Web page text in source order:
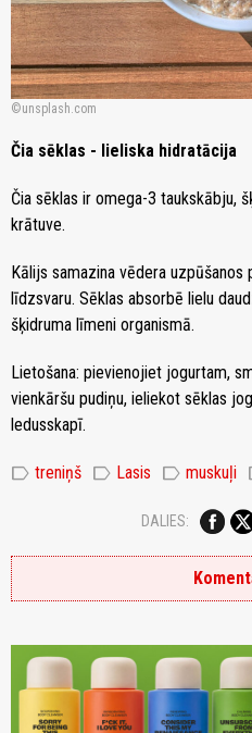
unsplash.com
Čia sēklas - lieliska hidratācija
Čia sēklas ir omega-3 taukskābju,
krātuve.
Kālijs samazina vēdera
līdzsvaru. Sēklas absorbē lielu
šķidruma līmeni organismā.
Lietošana: pievienojiet jogurtam,
vienkāršu pudiņu, ieliekot sēklas
ledusskapī.
label treniņš label Lasis label muskuļi
DALIES: